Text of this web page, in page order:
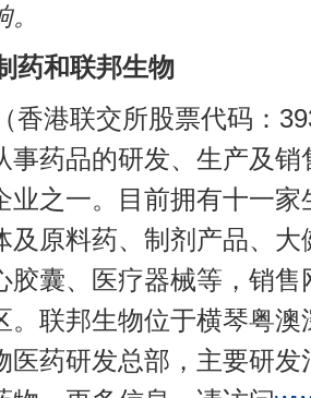
药和联邦生物
香港联交所股票代码：
事药品的研发、生产及
业之一。目前拥有十一家
及原料药、制剂产品、
胶囊、医疗器械等，销售
。联邦生物位于横琴粤澳
医药研发总部，主要研发